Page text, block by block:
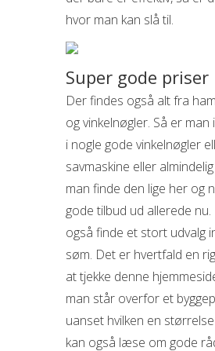
hvor man kan slå til.
Super gode priser
Der findes også alt fra
og vinkelnøgler. Så er
i nogle gode vinkelnøgler
savmaskine eller
man finde den lige her og
gode tilbud ud allerede
også finde et stort udvalg
søm. Det er hvertfald en
at tjekke denne
man står overfor et
uanset hvilken en
kan også læse om gode